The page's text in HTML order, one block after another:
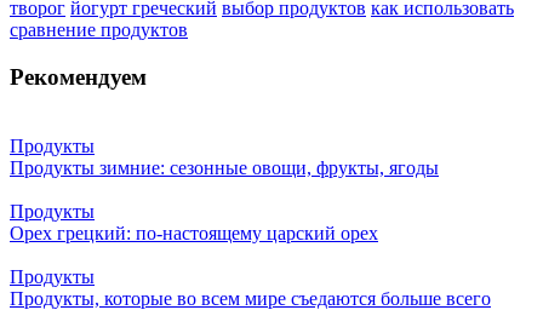
творог йогурт греческий выбор продуктов как использовать
сравнение продуктов
Рекомендуем
Продукты
Продукты зимние: сезонные овощи, фрукты, ягоды
Продукты
Орех грецкий: по-настоящему царский орех
Продукты
Продукты, которые во всем мире съедаются больше всего